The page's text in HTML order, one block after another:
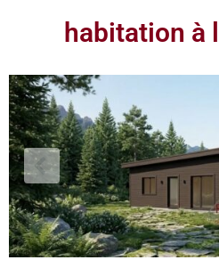
habitation à